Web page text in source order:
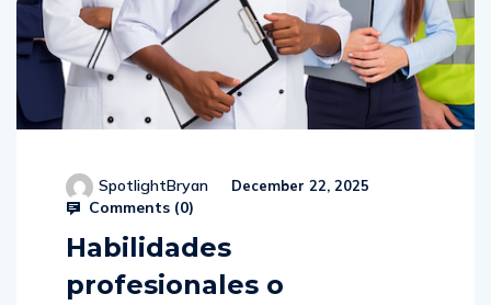
SpotlightBryan December 22, 2025
Comments (0)
Habilidades
profesionales o